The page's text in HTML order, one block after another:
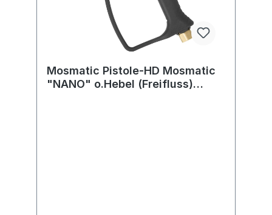
Mosmatic Pistole-HD Mosmatic
"NANO" o.Hebel (Freifluss)